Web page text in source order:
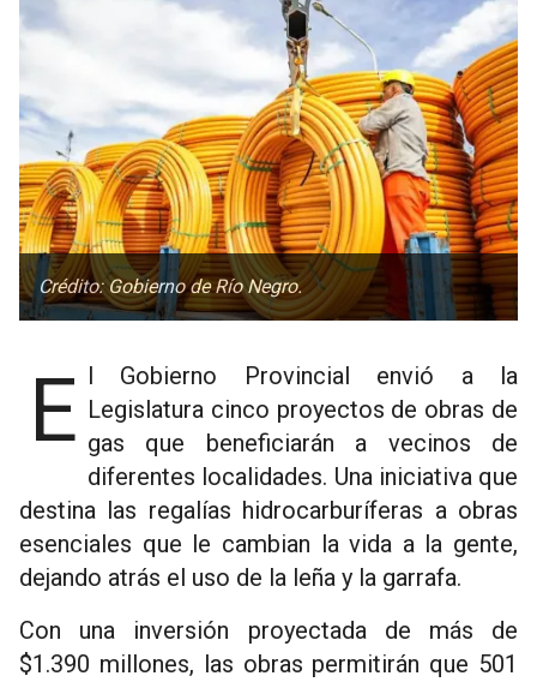
Crédito: Gobierno de Río Negro.
El Gobierno Provincial envió a la Legislatura cinco proyectos de obras de
gas que beneficiarán a vecinos de
diferentes localidades. Una iniciativa que
destina las regalías hidrocarburíferas a obras
esenciales que le cambian la vida a la gente,
dejando atrás el uso de la leña y la garrafa.
Con una inversión proyectada de más de
$1.390 millones, las obras permitirán que 501